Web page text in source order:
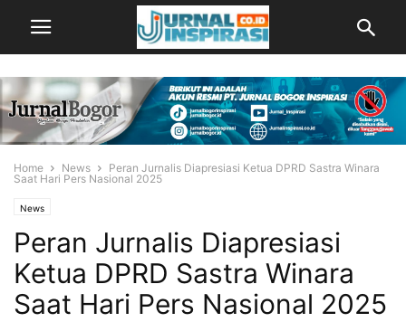
Home News
Peran Jurnalis Diapresiasi Ketua DPRD Sastra Winara
Saat Hari Pers Nasional 2025
News
Peran Jurnalis Diapresiasi
Ketua DPRD Sastra Winara
Saat Hari Pers Nasional 2025